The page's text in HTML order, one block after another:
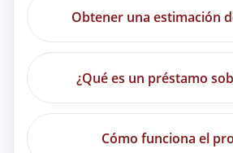
Obtener una estimación
¿Qué es un préstamo
Cómo funciona el